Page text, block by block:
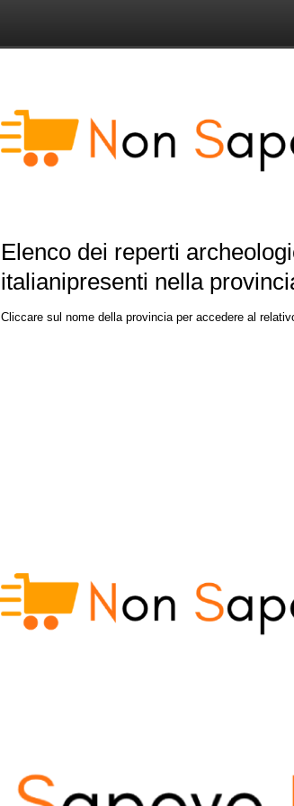
Elenco dei reperti
italianipresenti nella
Cliccare sul nome della provincia per accedere al